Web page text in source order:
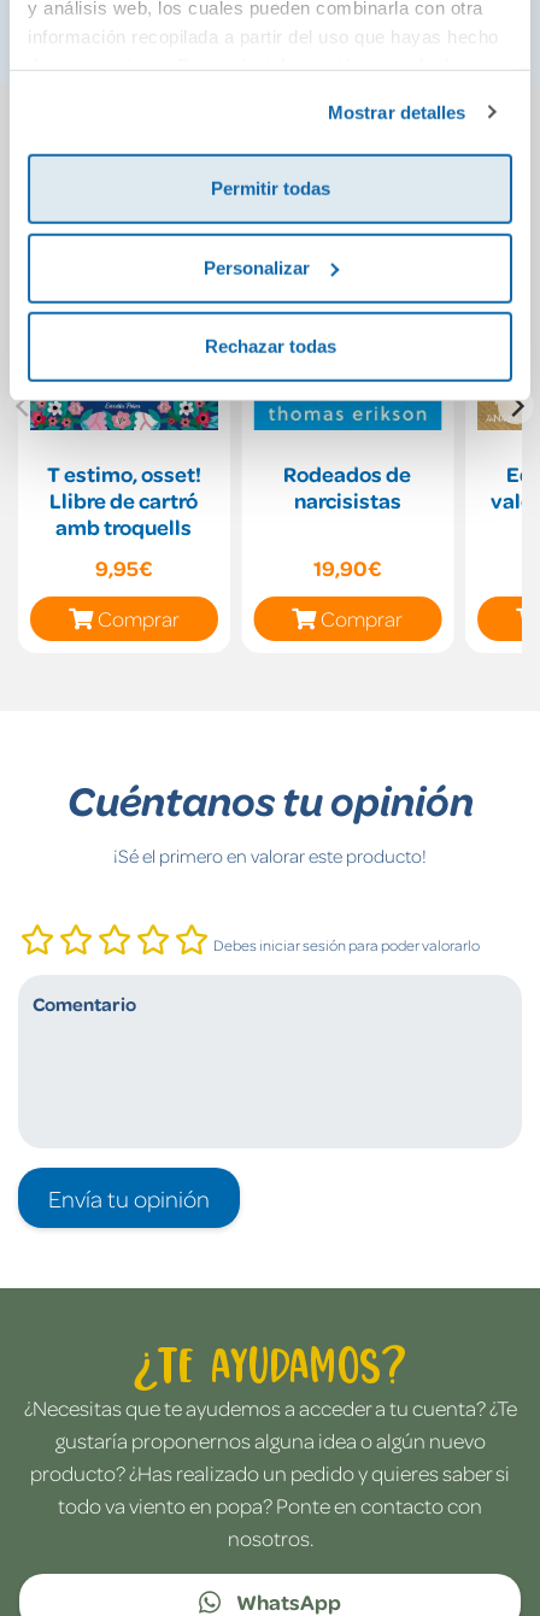
y análisis web, los cuales pueden combinarla con otra
información recopilada a partir del uso que hayas hecho
Mostrar detalles
Permitir todas
Personalizar
Rechazar todas
es tu libro ideal.
También podría gustarte...
T estimo, osset!
Llibre de cartró
amb troquells
9,95€
Comprar
Rodeados de
narcisistas
19,90€
Comprar
Cuéntanos tu opinión
¡Sé el primero en valorar este producto!
Debes iniciar sesión para poder valorarlo
Envía tu opinión
¿Te ayudamos?
¿Necesitas que te ayudemos a acceder a tu cuenta? ¿Te
gustaría proponernos alguna idea o algún nuevo
producto? ¿Has realizado un pedido y quieres saber si
todo va viento en popa? Ponte en contacto con
nosotros.
WhatsApp